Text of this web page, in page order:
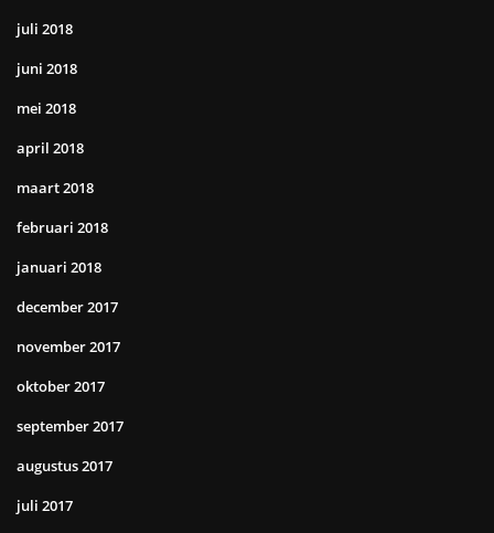
juli 2018
juni 2018
mei 2018
april 2018
maart 2018
februari 2018
januari 2018
december 2017
november 2017
oktober 2017
september 2017
augustus 2017
juli 2017